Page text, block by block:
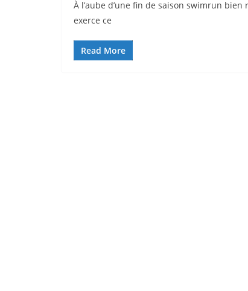
À l’aube d’une fin de saison swimrun
exerce ce
Read More